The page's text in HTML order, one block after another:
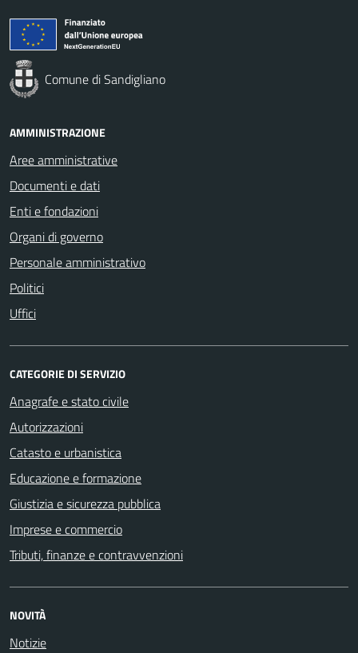
Comune di Sandigliano
AMMINISTRAZIONE
Aree amministrative
Documenti e dati
Enti e fondazioni
Organi di governo
Personale amministrativo
Politici
Uffici
CATEGORIE DI SERVIZIO
Anagrafe e stato civile
Autorizzazioni
Catasto e urbanistica
Educazione e formazione
Giustizia e sicurezza pubblica
Imprese e commercio
Tributi, finanze e contravvenzioni
NOVITÀ
Notizie